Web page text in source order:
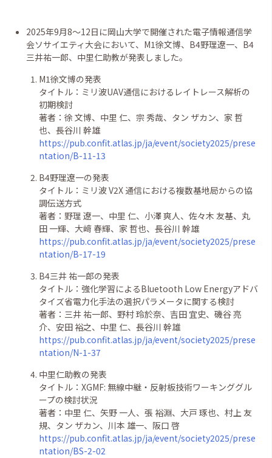
2025年9月8〜12日に岡山大学で開催された電子情報通信学
会ソサイエティ大会において、M1徐文博、B4野理遼一、B4
三井祐一郎、中里仁助教が発表しました。
M1徐文博の発表
タイトル：ミリ波UAV通信におけるレイトレース解析の
初期検討
著者：徐 文博、中里 仁、宗 秀哉、タン ザカン、家 哲
也、長谷川 幹雄
https://pub.confit.atlas.jp/ja/event/society2025/prese
ntation/B-11-13
B4野理遼一の発表
タイトル：ミリ波 V2X 通信における複数基地局からの協
調伝送方式
著者：野理 遼一、中里 仁、小澤 爽人、佐々木 友基、丸
田 一輝、大﨑 春輝、家 哲也、長谷川 幹雄
https://pub.confit.atlas.jp/ja/event/society2025/prese
ntation/B-17-19
B4三井 祐一郎の発表
タイトル：強化学習によるBluetooth Low Energyアドバ
タイズ省電力化手法の選択パラメータに関する検討
著者：三井 祐一郎、野村 玲於奈、吉田 宜史、磯谷 亮
介、安田 裕之、中里 仁、長谷川 幹雄
https://pub.confit.atlas.jp/ja/event/society2025/prese
ntation/N-1-37
中里仁助教の発表
タイトル：XGMF: 無線中継・反射板技術ワーキンググル
ープの検討状況
著者：中里 仁、矢野 一人、張 裕淵、大戸 琢也、村上 友
規、タン ザカン、川本 雄一、阪口 啓
https://pub.confit.atlas.jp/ja/event/society2025/prese
ntation/BS-2-02